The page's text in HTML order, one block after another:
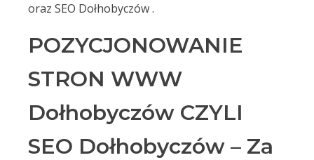
oraz SEO Dołhobyczów .
POZYCJONOWANIE
STRON WWW
Dołhobyczów CZYLI
SEO Dołhobyczów – Za